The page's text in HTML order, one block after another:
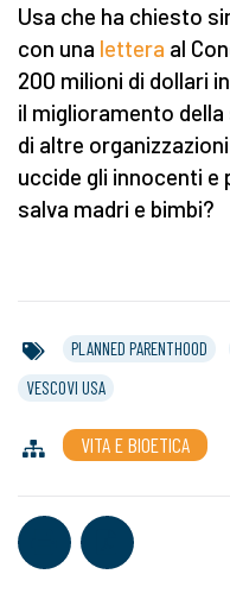
Usa che ha chiesto
con una lettera al
200 milioni di dollari
il miglioramento
di altre
uccide gli innocenti e
salva madri e bimbi?
PLANNED PARENTHOOD
VESCOVI USA
VITA E BIOETICA